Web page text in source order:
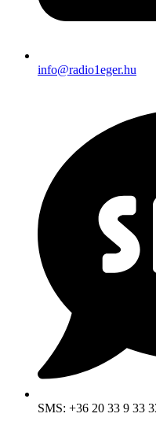
info@radio1eger.hu
SMS: +36 20 33 9 33